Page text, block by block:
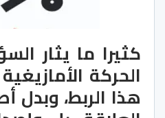
كثيرا ما يثار
الحركة
هذا الربط،